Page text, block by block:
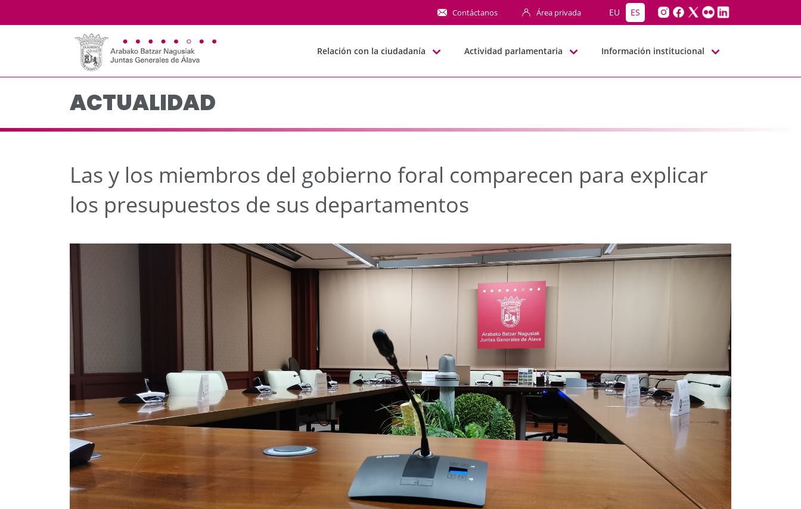
Las y los miembros del gobierno foral comparecen para explicar los
Contáctanos Área privada EU ES
Relación con la ciudadanía Actividad parlamentaria Información institucional
ACTUALIDAD
Las y los miembros del gobierno foral comparecen para explicar
los presupuestos de sus departamentos